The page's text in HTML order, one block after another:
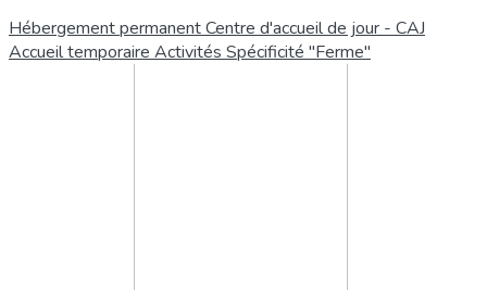
Hébergement permanentCentre d'accueil de jour - CAJ
Accueil temporaire Activités Spécificité "Ferme"